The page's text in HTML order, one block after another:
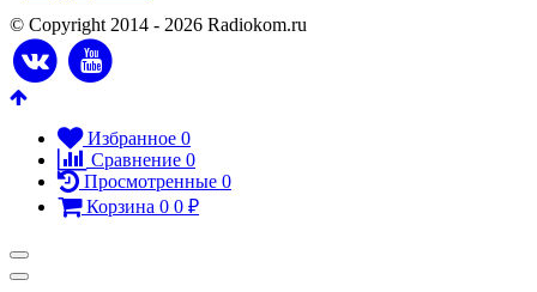
© Copyright 2014 - 2026 Radiokom.ru
Избранное 0
Сравнение 0
Просмотренные 0
Корзина 0 0 ₽